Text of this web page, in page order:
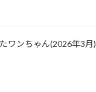
ワンちゃん(2026年3月)